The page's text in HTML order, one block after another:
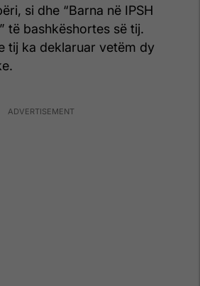
si dhe “Barna në IPSH
të bashkëshortes së tij.
tij ka deklaruar vetëm dy